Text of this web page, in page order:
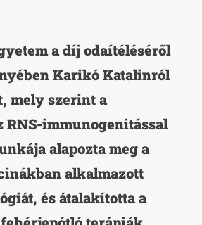
a díj odaítéléséről
Karikó Katalinról
mely szerint a
RNS-immunogenitással
alapozta meg a
alkalmazott
és átalakította a